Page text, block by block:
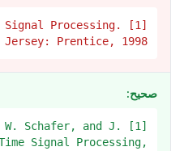
Signal Processing.
Jersey: Prentice, 1998.
صحيح:
W. Schafer, and J.
Signal Processing,